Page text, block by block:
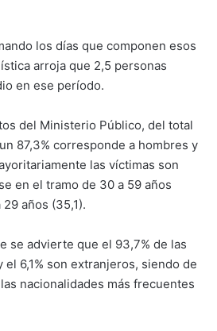
los días que componen esos
arroja que 2,5 personas
en ese período.
del Ministerio Público, del total
87,3% corresponde a hombres y
las víctimas son
en el tramo de 30 a 59 años
29 años (35,1).
se advierte que el 93,7% de las
6,1% son extranjeros, siendo de
nacionalidades más frecuentes